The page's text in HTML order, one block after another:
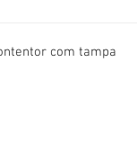
com tampa